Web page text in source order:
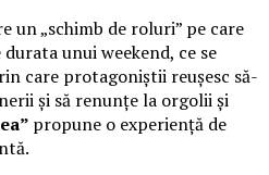
un „schimb de roluri” pe care
unui weekend, ce se
care protagoniștii reușesc să-
și să renunțe la orgolii și
propune o experiență de